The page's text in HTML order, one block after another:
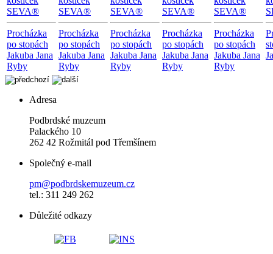
SEVA®
Procházka
po stopách
Jakuba Jana
Ryby
SEVA®
Procházka
po stopách
Jakuba Jana
Ryby
SEVA®
Procházka
po stopách
Jakuba Jana
Ryby
SEVA®
Procházka
po stopách
Jakuba Jana
Ryby
SEVA®
Procházka
po stopách
Jakuba Jana
Ryby
Adresa
Podbrdské muzeum
Palackého 10
262 42 Rožmitál pod Třemšínem
Společný e-mail
pm@podbrdskemuzeum.cz
tel.: 311 249 262
Důležité odkazy